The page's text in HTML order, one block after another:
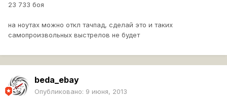
23 733 боя
на ноутах можно откл тачпад, сделай это и таких
самопроизвольных выстрелов не будет
beda_ebay
Опубликовано: 9 июня, 2013